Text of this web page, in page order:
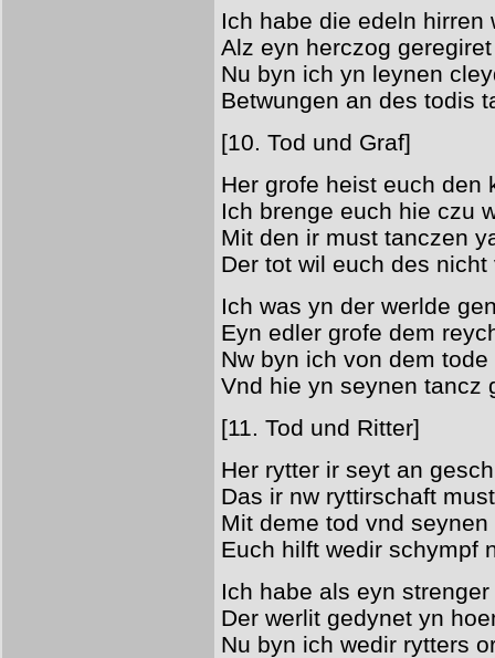
Ich habe die edeln hirren
Alz eyn herczog
Nu byn ich yn leynen
Betwungen an des todis
[10. Tod und Graf]
Her grofe heist euch den
Ich brenge euch hie czu
Mit den ir must tanczen
Der tot wil euch des nicht
Ich was yn der werlde
Eyn edler grofe dem
Nw byn ich von dem tode
Vnd hie yn seynen tancz
[11. Tod und Ritter]
Her rytter ir seyt an
Das ir nw ryttirschaft
Mit deme tod vnd
Euch hilft wedir schympf
Ich habe als eyn
Der werlit gedynet yn
Nu byn ich wedir rytters